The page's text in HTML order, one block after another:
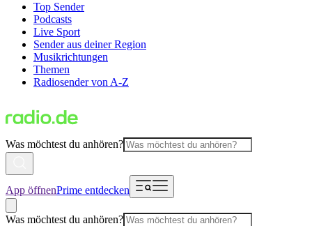
Top Sender
Podcasts
Live Sport
Sender aus deiner Region
Musikrichtungen
Themen
Radiosender von A-Z
Was möchtest du anhören?
App öffnenPrime entdecken
Was möchtest du anhören?